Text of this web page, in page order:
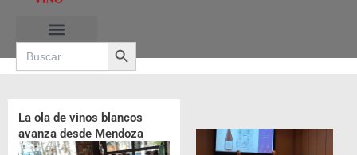
contenido
Search
for:
Search Button
La ola de vinos blancos
avanza desde Mendoza